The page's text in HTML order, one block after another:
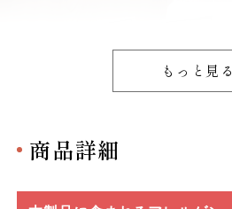
もっと見る
商品詳細